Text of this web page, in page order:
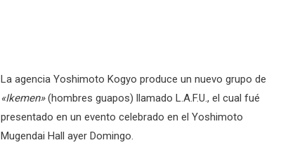
La agencia Yoshimoto Kogyo produce un nuevo grupo de
«Ikemen»(hombres guapos) llamado L.A.F.U., el cual fué
presentado en un evento celebrado en el Yoshimoto
Mugendai Hall ayer Domingo.